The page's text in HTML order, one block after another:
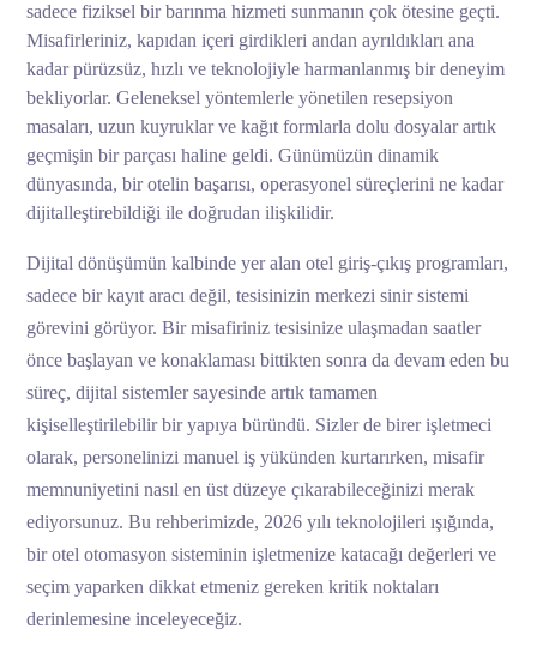
sadece fiziksel bir barınma hizmeti sunmanın çok ötesine geçti.
Misafirleriniz, kapıdan içeri girdikleri andan ayrıldıkları ana
kadar pürüzsüz, hızlı ve teknolojiyle harmanlanmış bir deneyim
bekliyorlar. Geleneksel yöntemlerle yönetilen resepsiyon
masaları, uzun kuyruklar ve kağıt formlarla dolu dosyalar artık
geçmişin bir parçası haline geldi. Günümüzün dinamik
dünyasında, bir otelin başarısı, operasyonel süreçlerini ne kadar
dijitalleştirebildiği ile doğrudan ilişkilidir.
Dijital dönüşümün kalbinde yer alan otel giriş-çıkış programları,
sadece bir kayıt aracı değil, tesisinizin merkezi sinir sistemi
görevini görüyor. Bir misafiriniz tesisinize ulaşmadan saatler
önce başlayan ve konaklaması bittikten sonra da devam eden bu
süreç, dijital sistemler sayesinde artık tamamen
kişiselleştirilebilir bir yapıya büründü. Sizler de birer işletmeci
olarak, personelinizi manuel iş yükünden kurtarırken, misafir
memnuniyetini nasıl en üst düzeye çıkarabileceğinizi merak
ediyorsunuz. Bu rehberimizde, 2026 yılı teknolojileri ışığında,
bir otel otomasyon sisteminin işletmenize katacağı değerleri ve
seçim yaparken dikkat etmeniz gereken kritik noktaları
derinlemesine inceleyeceğiz.